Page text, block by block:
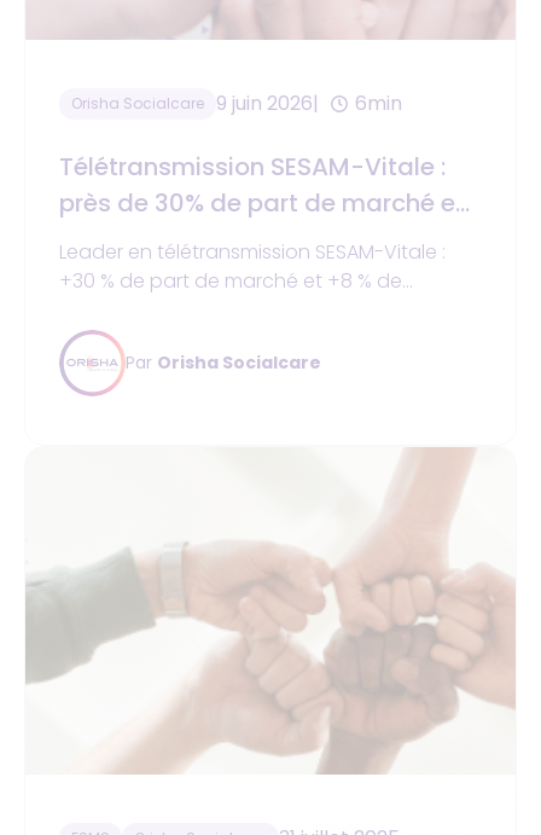
Orisha Socialcare 9 juin 2026 6min
Télétransmission SESAM-Vitale :
près de 30% de part de marché en
2026
Leader en télétransmission SESAM-Vitale :
+30 % de part de marché et +8 % de
Orisha Socialcare.
Par Orisha Socialcare